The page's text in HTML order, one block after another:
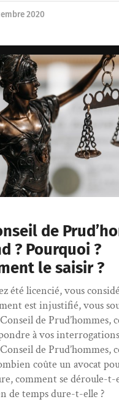
2020
de
? Pourquoi ?
le saisir ?
été licencié, vous
est injustifié, vous
de Prud’hommes,
à vos
de Prud’hommes,
coûte un avocat
comment se déroule-t-
de temps dure-t-elle ?